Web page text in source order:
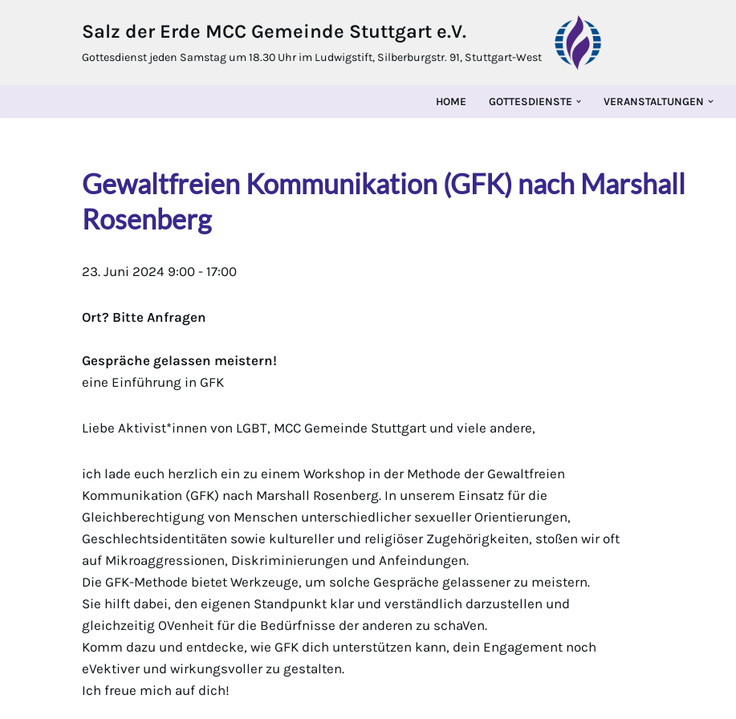
Salz der Erde MCC Gemeinde Stuttgart e.V.
Gottesdienst jeden Samstag um 18.30 Uhr im Ludwigstift, Silberburgstr. 91, Stuttgart-West
HOME GOTTESDIENSTE VERANSTALTUNGEN
Gewaltfreien Kommunikation (GFK) nach Marshall
Rosenberg
23. Juni 2024 9:00 - 17:00
Ort? Bitte Anfragen
Gespräche gelassen meistern!
eine Einführung in GFK
Liebe Aktivist*innen von LGBT, MCC Gemeinde Stuttgart und viele andere,
ich lade euch herzlich ein zu einem Workshop in der Methode der Gewaltfreien
Kommunikation (GFK) nach Marshall Rosenberg. In unserem Einsatz für die
Gleichberechtigung von Menschen unterschiedlicher sexueller Orientierungen,
Geschlechtsidentitäten sowie kultureller und religiöser Zugehörigkeiten, stoßen wir oft
auf Mikroaggressionen, Diskriminierungen und Anfeindungen.
Die GFK-Methode bietet Werkzeuge, um solche Gespräche gelassener zu meistern.
Sie hilft dabei, den eigenen Standpunkt klar und verständlich darzustellen und
gleichzeitig OVenheit für die Bedürfnisse der anderen zu schaVen.
Komm dazu und entdecke, wie GFK dich unterstützen kann, dein Engagement noch
eVektiver und wirkungsvoller zu gestalten.
Ich freue mich auf dich!